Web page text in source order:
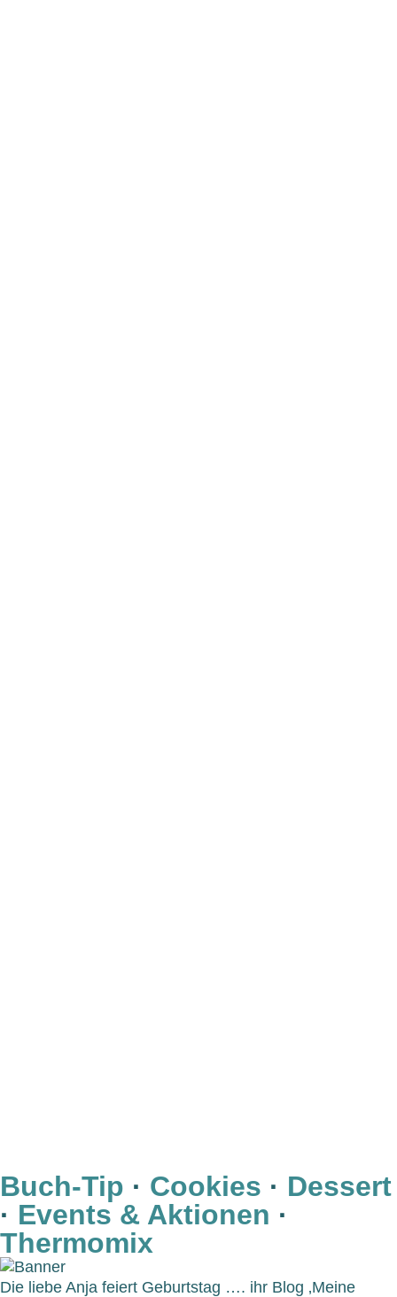
Buch-Tip · Cookies · Dessert
· Events & Aktionen ·
Thermomix
Die liebe Anja feiert Geburtstag …. ihr Blog ‚Meine